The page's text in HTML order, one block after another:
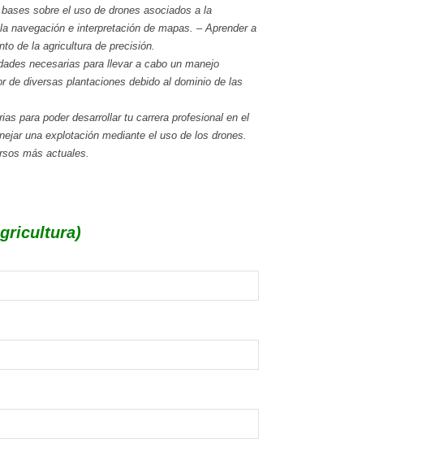
sobre el uso de drones asociados a la
navegación e interpretación de mapas. – Aprender a
de la agricultura de precisión.
necesarias para llevar a cabo un manejo
diversas plantaciones debido al dominio de las
para poder desarrollar tu carrera profesional en el
una explotación mediante el uso de los drones.
más actuales.